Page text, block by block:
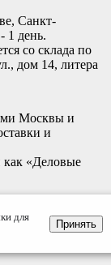
Санкт-
1 день.
со склада по
дом 14, литера
Москвы и
и
как «Деловые
для
Принять